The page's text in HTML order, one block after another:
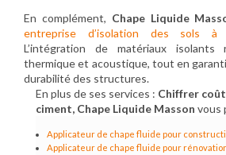
En complément, Chape Liquide
entreprise d’isolation des sols à
L’intégration de matériaux
thermique et acoustique, tout en
durabilité des structures.
En plus de ses services : Chiffrer
ciment, Chape Liquide Masson vous
Applicateur de chape fluide pour
Applicateur de chape fluide pour